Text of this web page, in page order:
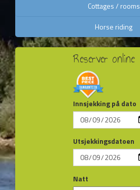
Cottages / rooms
Horse riding
Reserver online
Innsjekking på dato
Utsjekkingsdatoen
Natt